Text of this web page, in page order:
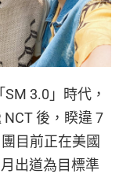
3.0」時代，
後，睽違 7
目前正在美國
出道為目標準